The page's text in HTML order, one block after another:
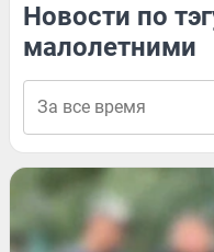
Новости по
малолетними